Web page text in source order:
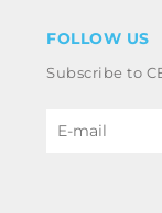
Whistleblowing
职业道德规范与
电力
B2B Disclaimer
FOLLOW US
Subscribe to